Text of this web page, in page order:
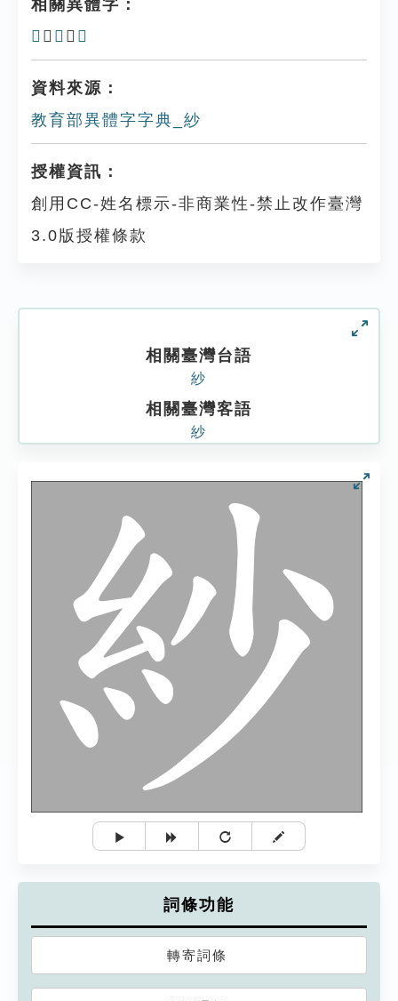
相關異體字：
𦀟 、 𦀛 、 㠺
資料來源：
教育部異體字字典_紗
授權資訊：
創用CC-姓名標示-非商業性-禁止改作臺灣
3.0版授權條款
相關臺灣台語
紗
相關臺灣客語
紗
詞條功能
轉寄詞條